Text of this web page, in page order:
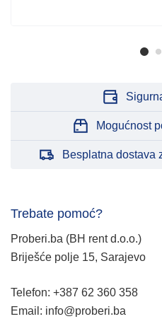
Mogućnost
Besplatna dostava
Trebate pomoć?
Proberi.ba (BH rent d.o.o.)
Briješće polje 15, Sarajevo
Telefon: +387 62 360 358
Email: info@proberi.ba